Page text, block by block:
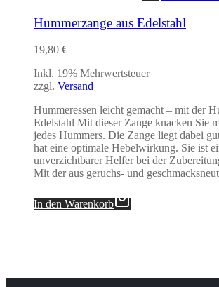
Hummerzange aus Edelstahl
19,80 €
Inkl. 19% Mehrwertsteuer
zzgl. Versand
Hummeressen leicht gemacht – mit der
Edelstahl Mit dieser Zange knacken Sie
jedes Hummers. Die Zange liegt dabei
hat eine optimale Hebelwirkung. Sie ist
unverzichtbarer Helfer bei der
Mit der aus geruchs- und
In den Warenkorb